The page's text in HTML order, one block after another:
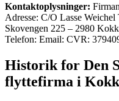
Kontaktoplysninger:
Adresse: C/O Lasse
Skovengen 225 – 2980
Telefon: Email: CVR:
Historik for Den
flyttefirma i